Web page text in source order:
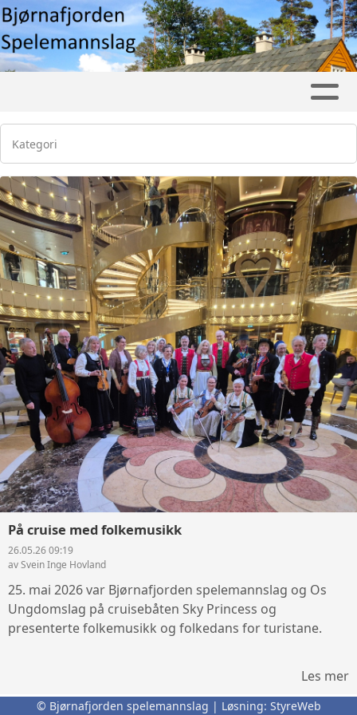
Kategori
På cruise med folkemusikk
26.05.26 09:19
av Svein Inge Hovland
25. mai 2026 var Bjørnafjorden spelemannslag og Os
Ungdomslag på cruisebåten Sky Princess og
presenterte folkemusikk og folkedans for turistane.
Les mer
© Bjørnafjorden spelemannslag | Løsning: StyreWeb